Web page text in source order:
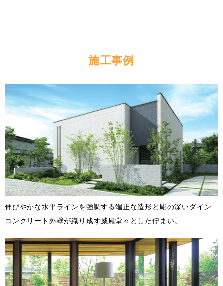
施工事例
伸びやかな水平ラインを強調する端正な造形と彫の深いダイン
コンクリート外壁が織り成す威風堂々とした佇まい。